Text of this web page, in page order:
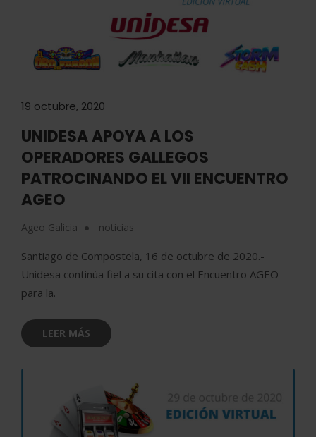
19 octubre, 2020
UNIDESA APOYA A LOS
OPERADORES GALLEGOS
PATROCINANDO EL VII ENCUENTRO
AGEO
Ageo Galicia noticias
Santiago de Compostela, 16 de octubre de 2020.-
Unidesa continúa fiel a su cita con el Encuentro AGEO
para la.
LEER MÁS